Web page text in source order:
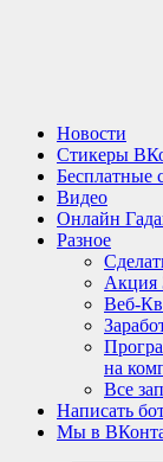
Новости
Стикеры
Бесплатные
Видео
Онлайн
Разное
Акция
Веб-
на
Все
Написать
Мы в